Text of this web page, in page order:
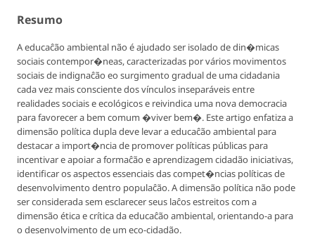
Resumo
A educaĉão ambiental não é ajudado ser isolado de din�micas
sociais contempor�neas, caracterizadas por vários movimentos
sociais de indignaĉão eo surgimento gradual de uma cidadania
cada vez mais consciente dos vínculos inseparáveis entre
realidades sociais e ecológicos e reivindica uma nova democracia
para favorecer a bem comum �viver bem�. Este artigo enfatiza a
dimensão política dupla deve levar a educaĉão ambiental para
destacar a import�ncia de promover políticas públicas para
incentivar e apoiar a formaĉão e aprendizagem cidadão iniciativas,
identificar os aspectos essenciais das compet�ncias políticas de
desenvolvimento dentro populaĉão. A dimensão política não pode
ser considerada sem esclarecer seus laĉos estreitos com a
dimensão ética e crítica da educaĉão ambiental, orientando-a para
o desenvolvimento de um eco-cidadão.